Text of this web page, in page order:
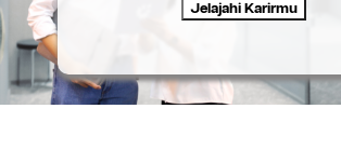
Jelajahi Karirmu